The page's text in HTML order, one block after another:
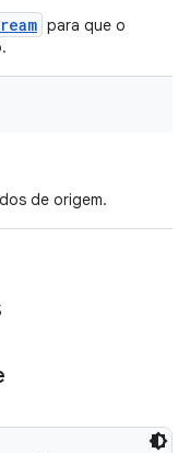
para que o
de origem.